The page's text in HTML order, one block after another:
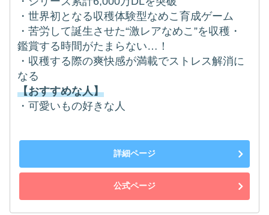
・世界初となる収穫体験型なめこ育成ゲーム
・苦労して誕生させた“激レアなめこ”を収穫・
鑑賞する時間がたまらない…！
・収穫する際の爽快感が満載でストレス解消に
なる
【おすすめな人】
・可愛いもの好きな人
詳細ページ
公式ページ